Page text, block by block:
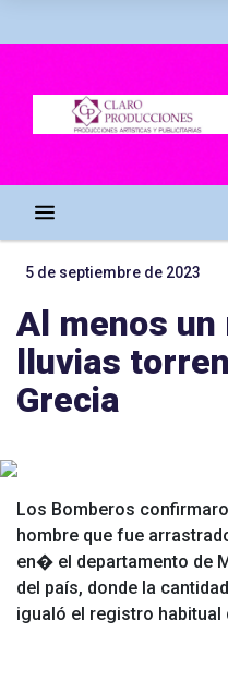
5 de septiembre de 2023
Al menos
lluvias
Grecia
Los Bomberos
hombre que fue
en� el departamento de
del país, donde la
igualó el registro habitual